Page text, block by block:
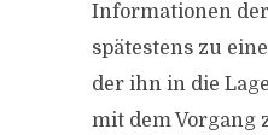
Informationen
spätestens zu
der ihn in die
mit dem Vorgang